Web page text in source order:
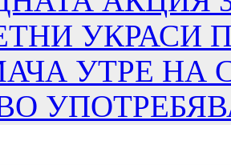
УКРАСИ
УТРЕ НА